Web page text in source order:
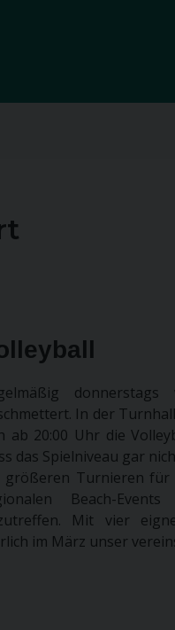
In der
ab 20:00 Uhr die
das Spielniveau gar
größeren Turnieren für
Beach-
Mit vier
im März unser